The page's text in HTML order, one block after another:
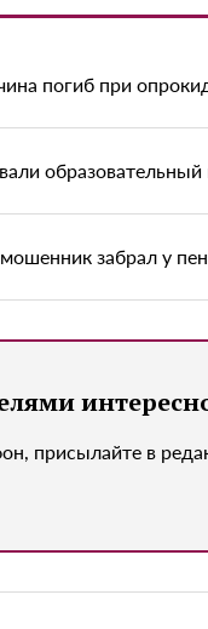
погиб при
забрал у
присылайте в